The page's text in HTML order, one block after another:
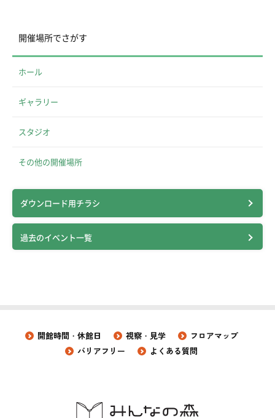
開催場所でさがす
ホール
ギャラリー
スタジオ
その他の開催場所
ダウンロード用チラシ
過去のイベント一覧
開館時間・休館日 視察・見学
フロアマップ
バリアフリー
よくある質問